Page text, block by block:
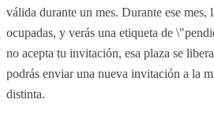
válida durante un mes. Durante ese mes,
ocupadas, y verás una etiqueta de
no acepta tu invitación, esa plaza se
podrás enviar una nueva invitación a la
distinta.